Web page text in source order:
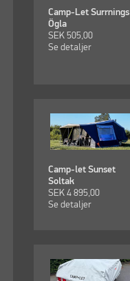
Camp-Let Surrnings
Ögla
SEK 505,00
Se detaljer
Camp-let Sunset
Soltak
SEK 4 895,00
Se detaljer